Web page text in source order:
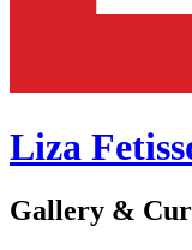
Liza
Gallery &